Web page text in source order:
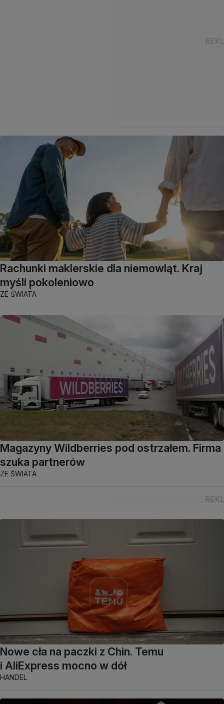
Rachunki maklerskie dla niemowląt. Kraj
myśli pokoleniowo
ZE ŚWIATA
Magazyny Wildberries pod ostrzałem. Firma
szuka partnerów
ZE ŚWIATA
Nowe cła na paczki z Chin. Temu
i AliExpress mocno w dół
HANDEL